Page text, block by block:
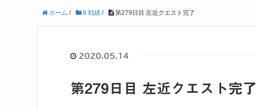
ホーム / 8 戦績 / 第279日目 左近クエスト完了
2020.05.14
第279日目 左近クエスト完了